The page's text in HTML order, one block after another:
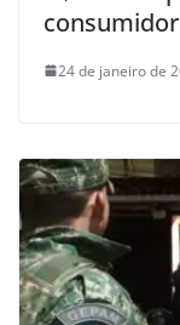
24 de janeiro de